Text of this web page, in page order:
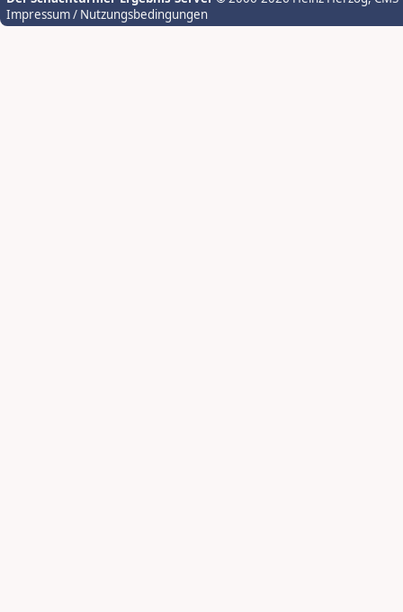
Impressum / Nutzungsbedingungen